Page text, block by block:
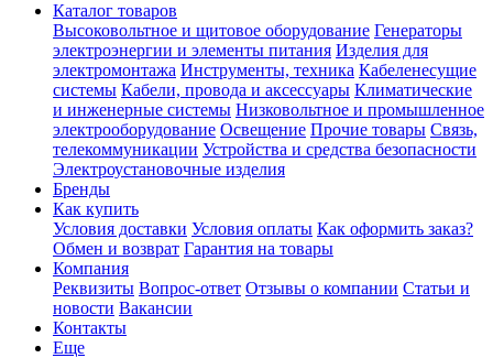
Каталог товаров
Высоковольтное и щитовое оборудование Генераторы
электроэнергии и элементы питания Изделия для
электромонтажа Инструменты, техника Кабеленесущие
системы Кабели, провода и аксессуары Климатические
и инженерные системы Низковольтное и промышленное
электрооборудование Освещение Прочие товары Связь,
телекоммуникации Устройства и средства безопасности
Электроустановочные изделия
Бренды
Как купить
Условия доставки Условия оплаты Как оформить заказ?
Обмен и возврат Гарантия на товары
Компания
Реквизиты Вопрос-ответ Отзывы о компании Статьи и
новости Вакансии
Контакты
Еще